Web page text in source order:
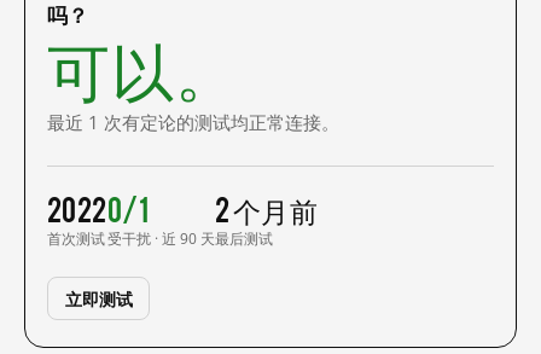
吗？
可以。
最近 1 次有定论的测试均正常连接。
2022
首次测试
0/1
受干扰 · 近 90 天
2 个月前
最后测试
立即测试